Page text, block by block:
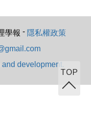
TOP
學報 - 隱私權政策
development.